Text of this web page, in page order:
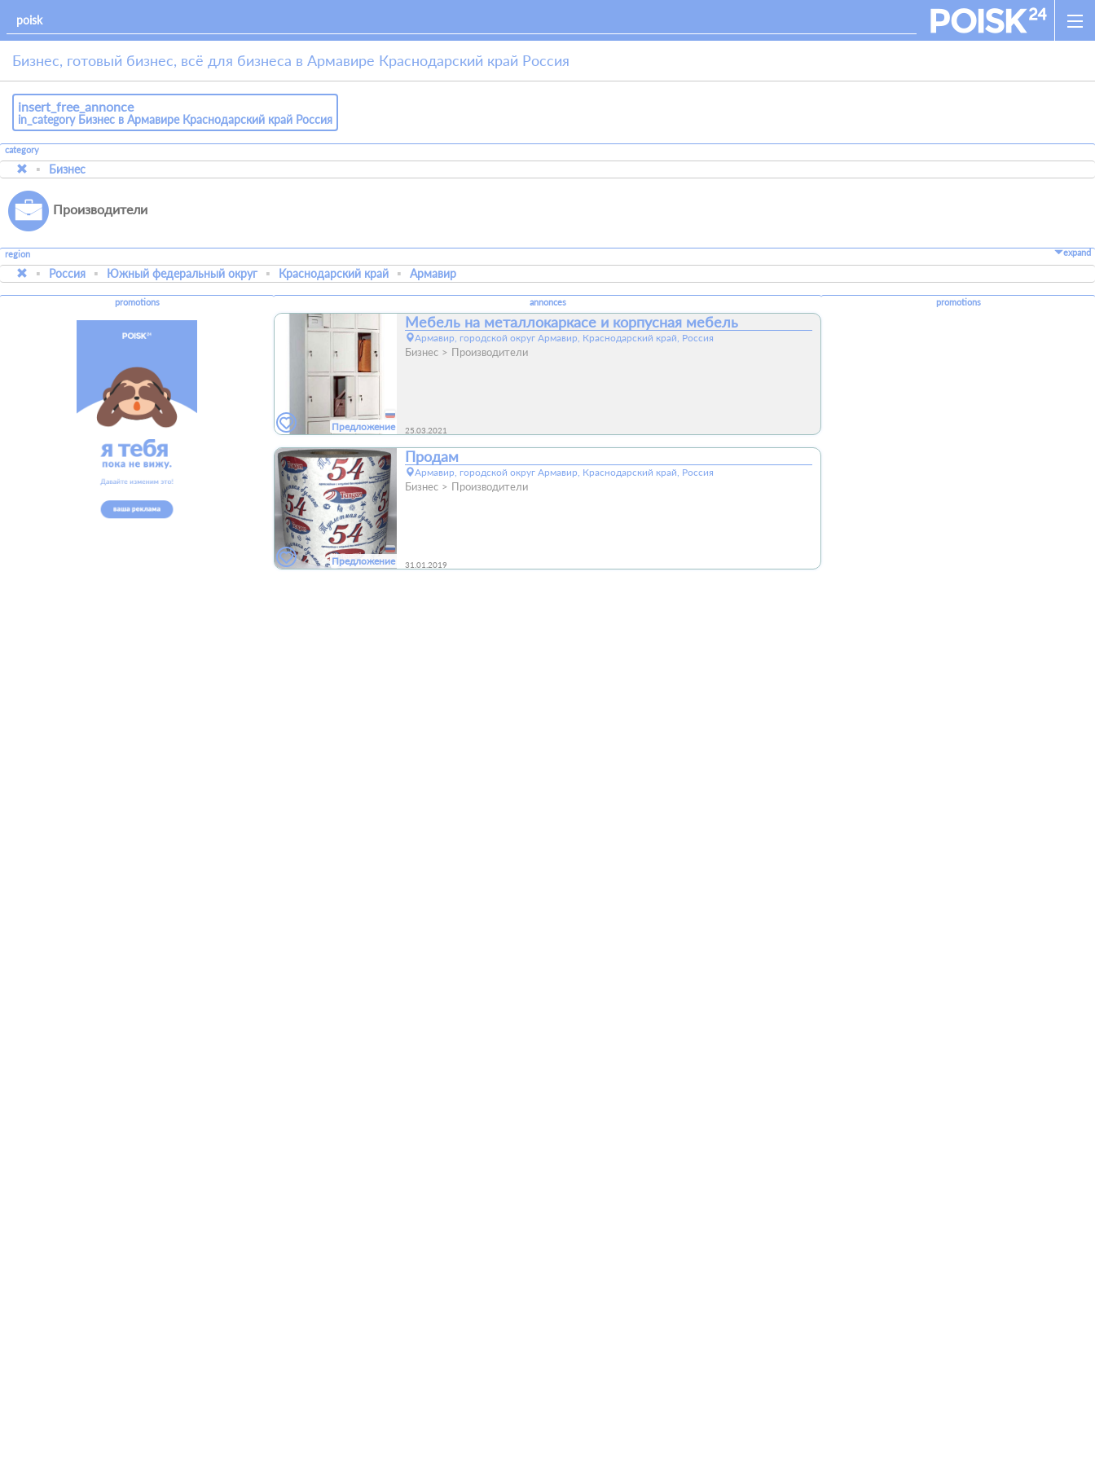
Бизнес, готовый бизнес, всё для бизнеса в Армавире Краснодарский край Россия
insert_free_annonce
in_category Бизнес в Армавире Краснодарский край Россия
category
Бизнес
Производители
region expand
Россия Южный федеральный округ Краснодарский край Армавир
promotions promotions
annonces
Предложение
Мебель на металлокаркасе и корпусная мебель
Армавир, городской округ Армавир, Краснодарский край, Россия
Бизнес Производители
25.03.2021
Предложение
Продам
Армавир, городской округ Армавир, Краснодарский край, Россия
Бизнес Производители
31.01.2019